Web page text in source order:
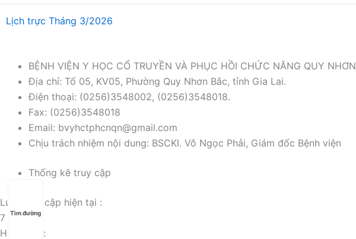
Lịch trực Tháng 3/2026
BỆNH VIỆN Y HỌC CỔ TRUYỀN VÀ PHỤC HỒI CHỨC NĂNG QUY NHƠN
Địa chỉ: Tổ 05, KV05, Phường Quy Nhơn Bắc, tỉnh Gia Lai.
Điện thoại: (0256)3548002, (0256)3548018.
Fax: (0256)3548018
Email: bvyhctphcnqn@gmail.com
Chịu trách nhiệm nội dung: BSCKI. Võ Ngọc Phải, Giám đốc Bệnh viện
Tìm đường
Thống kê truy cập
Lượt truy cập hiện tại :
7
Hôm nay :